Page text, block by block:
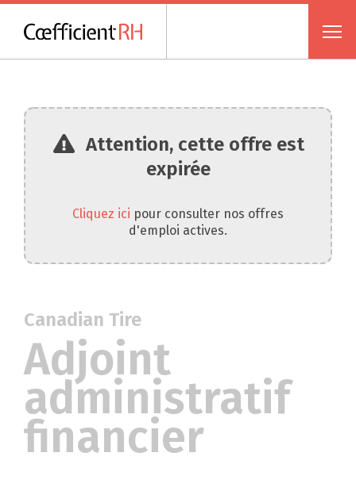
Attention, cette offre est
expirée
Cliquez ici pour consulter nos offres
d'emploi actives.
Canadian Tire
Adjoint
administratif
financier